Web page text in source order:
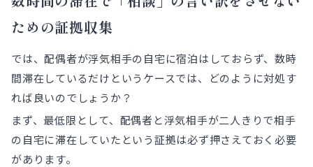
ための証拠収集
では、配偶者が浮気相手の自宅に宿泊はしておらず、数時
間滞在しているだけというケースでは、どのように対処す
れば良いのでしょうか？
まず、最低限として、配偶者と浮気相手が二人きりで相手
の自宅に滞在していたという証拠は必ず押さえておく必要
があります。